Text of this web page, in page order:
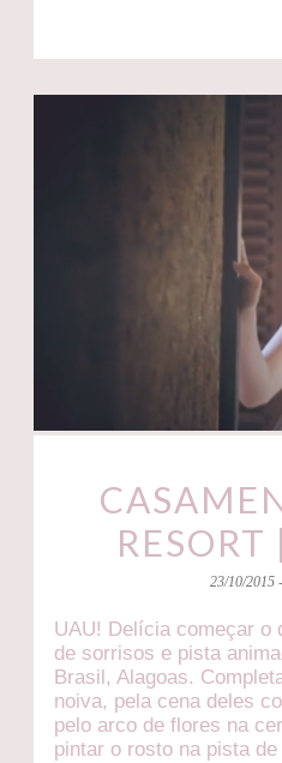
23/10/2015 -
UAU! Delícia começar o
de sorrisos e pista
Brasil, Alagoas.
noiva, pela cena deles
pelo arco de flores na
pintar o rosto na pista